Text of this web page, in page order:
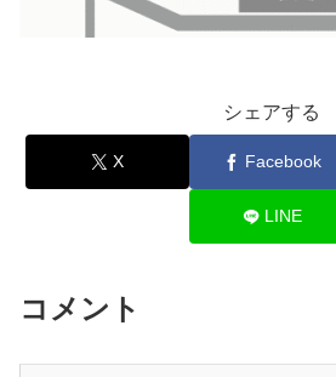
シェアする
X Facebook
LINE
コメント